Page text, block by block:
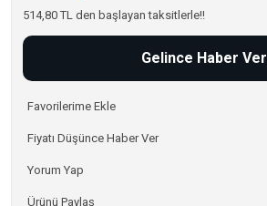
514,80 TL den başlayan taksitlerle!!
Gelince Haber Ver
Fiyatı Düşünce Haber Ver
Yorum Yap
Ürünü Paylaş